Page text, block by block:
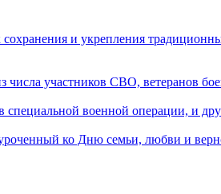
и укрепления
участников СВО, ветеранов
военной операции, и
ко Дню семьи, любви и